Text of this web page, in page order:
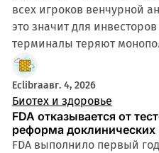
всех игроков венчурной
это значит для
терминалы теряют
Eclibraавг. 4, 2026
Биотех и здоровье
FDA отказывается от
реформа доклинических
FDA выполнило первый